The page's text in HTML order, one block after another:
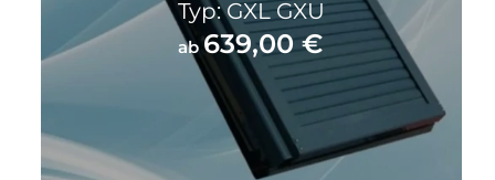
Typ: GXL GXU
ab639,00€